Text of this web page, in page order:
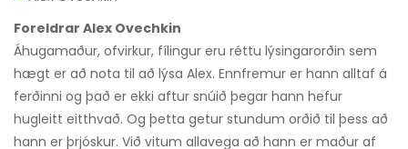
Foreldrar Alex Ovechkin
Áhugamaður, ofvirkur, fílingur eru réttu lýsingarorðin sem
hægt er að nota til að lýsa Alex. Ennfremur er hann alltaf á
ferðinni og það er ekki aftur snúið þegar hann hefur
hugleitt eitthvað. Og þetta getur stundum orðið til þess að
hann er þrjóskur. Við vitum allavega að hann er maður af